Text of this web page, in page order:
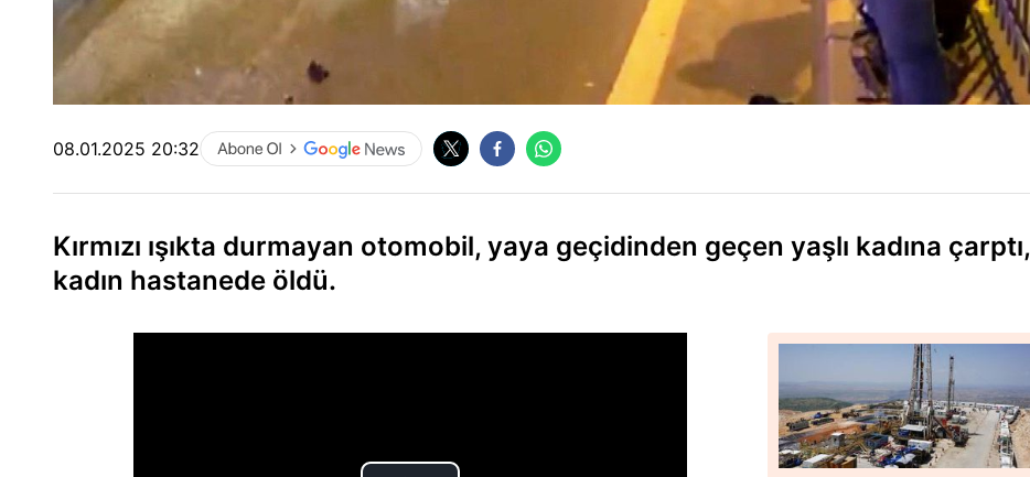
08.01.2025 20:32
Kırmızı ışıkta durmayan otomobil, yaya geçidinden geçen yaşlı kadına çarptı,
kadın hastanede öldü.